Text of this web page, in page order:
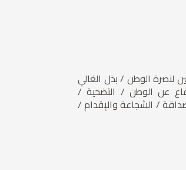
لنصرة الوطن / بذل الغالي
عن الوطن / التضحية /
/ الشجاعة والإقدام /